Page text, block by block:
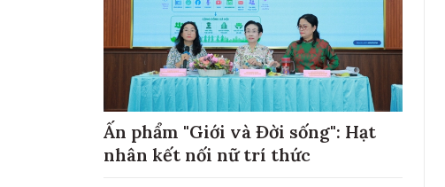
Ấn phẩm "Giới và Đời sống": Hạt
nhân kết nối nữ trí thức